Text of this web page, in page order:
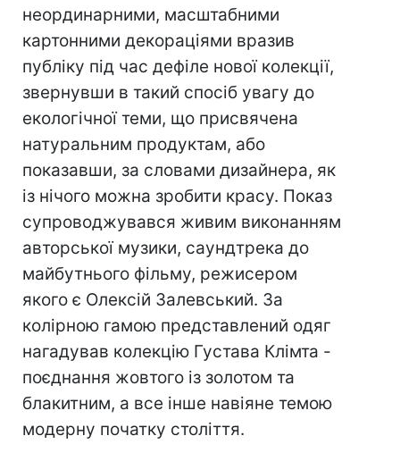
неординарними, масштабними
картонними декораціями вразив
публіку під час дефіле нової колекції,
звернувши в такий спосіб увагу до
екологічної теми, що присвячена
натуральним продуктам, або
показавши, за словами дизайнера, як
із нічого можна зробити красу. Показ
супроводжувався живим виконанням
авторської музики, саундтрека до
майбутнього фільму, режисером
якого є Олексій Залевський. За
колірною гамою представлений одяг
нагадував колекцію Густава Клімта -
поєднання жовтого із золотом та
блакитним, а все інше навіяне темою
модерну початку століття.